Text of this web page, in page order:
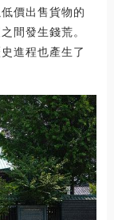
價出售貨物的
間發生錢荒。
進程也產生了